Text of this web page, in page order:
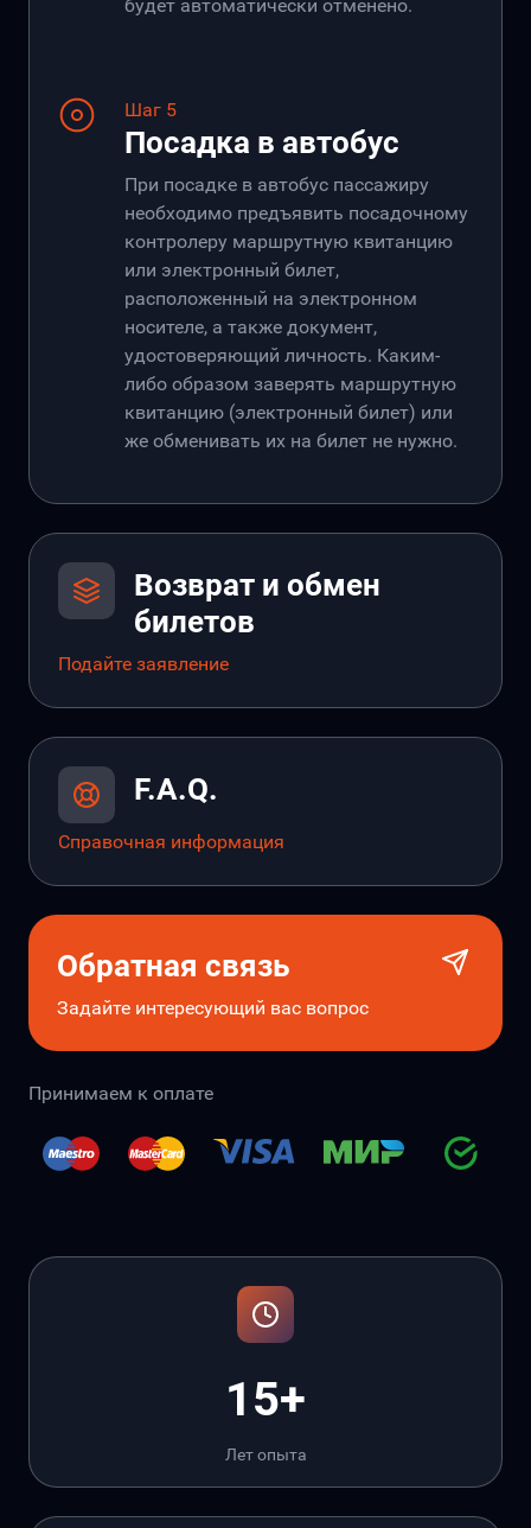
будет автоматически отменено.
Шаг 5
Посадка в автобус
При посадке в автобус пассажиру
необходимо предъявить посадочному
контролеру маршрутную квитанцию
или электронный билет,
расположенный на электронном
носителе, а также документ,
удостоверяющий личность. Каким-
либо образом заверять маршрутную
квитанцию (электронный билет) или
же обменивать их на билет не нужно.
Возврат и обмен
билетов
Подайте заявление
F.A.Q.
Справочная информация
Обратная связь
Задайте интересующий вас вопрос
Принимаем к оплате
15+
Лет опыта